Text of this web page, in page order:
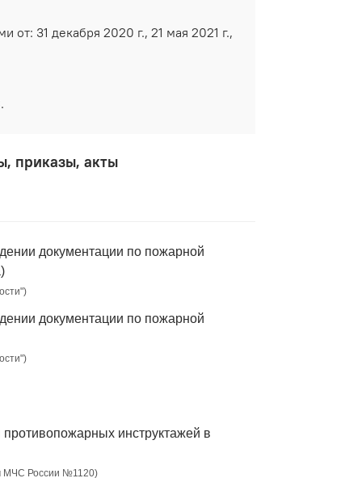
31 декабря 2020 г., 21 мая 2021 г.,
приказы, акты
документации по пожарной
документации по пожарной
инструктажей в
МЧС России №1120)